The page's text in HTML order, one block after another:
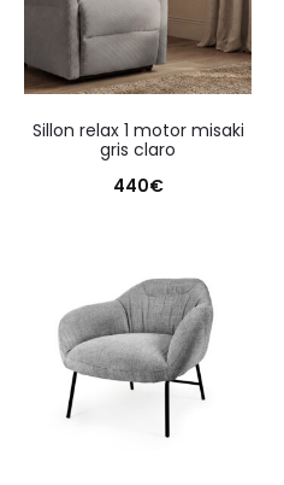
sillon relax 1 motor misaki
gris claro
440€